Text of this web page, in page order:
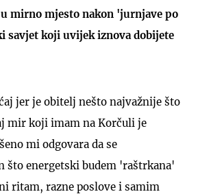
u mirno mjesto nakon 'jurnjave po
savjet koji uvijek iznova dobijete
jer je obitelj nešto najvažnije što
mir koji imam na Korčuli je
mi odgovara da se
što energetski budem 'raštrkana'
ritam, razne poslove i samim